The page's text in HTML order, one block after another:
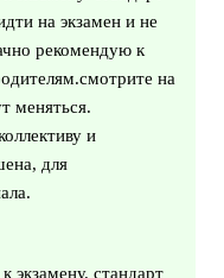
на экзамен и не
рекомендую к
на
меняться.
и
для
экзамену. стандарт